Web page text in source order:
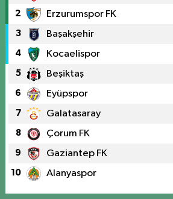
2 Erzurumspor FK
3 Başakşehir
4 Kocaelispor
5 Beşiktaş
6 Eyüpspor
7 Galatasaray
8 Çorum FK
9 Gaziantep FK
10 Alanyaspor